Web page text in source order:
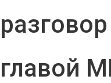
главой